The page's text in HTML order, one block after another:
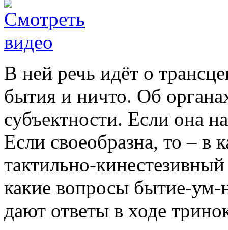
В ней речь идёт о
бытия и ничто. Об
субъектности. Если она
Если своеобразна, то – в
тактильно-
какие вопросы бытие-ум-
дают ответы в ходе